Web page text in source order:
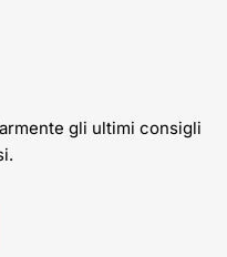
gli ultimi consigli